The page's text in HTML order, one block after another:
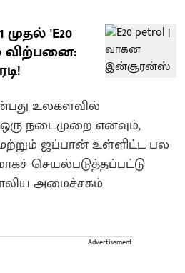
முதல் 'E20
விற்பனை:
உலகளவில்
நடைமுறை எனவும்,
மற்றும் ஜப்பான் உள்ளிட்ட பல
செயல்படுத்தப்பட்டு
அமைச்சகம்
Advertisement